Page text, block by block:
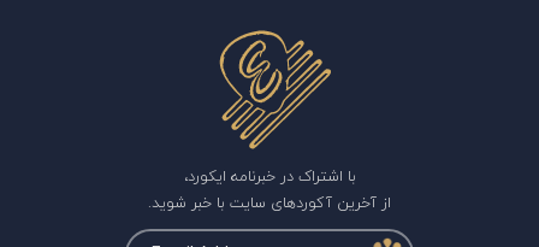
با اشتراک در خبرنامه ایکورد،
از آخرین آکوردهای سایت با خبر شوید.